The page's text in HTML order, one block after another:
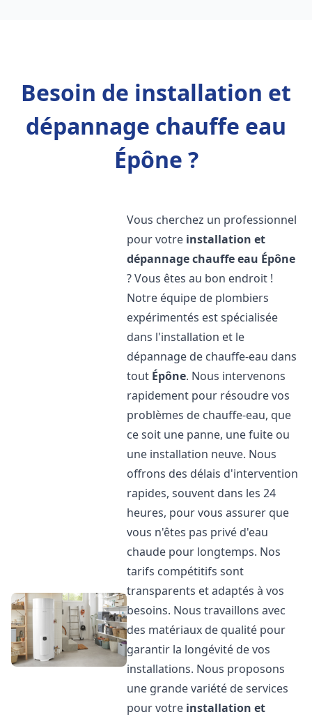
Besoin de installation et
dépannage chauffe eau
Épône ?
Vous cherchez un professionnel
pour votre installation et
dépannage chauffe eau Épône
? Vous êtes au bon endroit !
Notre équipe de plombiers
expérimentés est spécialisée
dans l'installation et le
dépannage de chauffe-eau dans
tout Épône. Nous intervenons
rapidement pour résoudre vos
problèmes de chauffe-eau, que
ce soit une panne, une fuite ou
une installation neuve. Nous
offrons des délais d'intervention
rapides, souvent dans les 24
heures, pour vous assurer que
vous n'êtes pas privé d'eau
chaude pour longtemps. Nos
tarifs compétitifs sont
transparents et adaptés à vos
besoins. Nous travaillons avec
des matériaux de qualité pour
garantir la longévité de vos
installations. Nous proposons
une grande variété de services
pour votre installation et